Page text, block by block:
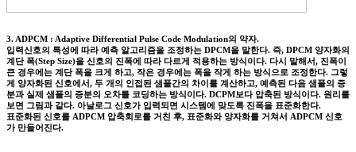
3. ADPCM : Adaptive Differential Pulse Code Modulation의 약자.
입력신호의 특성에 따라 예측 알고리즘을 조정하는 DPCM을 말한다. 즉, DPCM 양자화의
계단 폭(Step Size)을 신호의 진폭에 따라 다르게 적용하는 방식이다. 다시 말해서, 진폭이
큰 경우에는 계단 폭을 크게 하고, 작은 경우에는 폭을 작게 하는 방식으로 조정한다. 그렇
게 양자화된 신호에서, 두 개의 인접된 샘플간의 차이를 계산하고, 예측된 다음 샘플의 증
분과 실제 샘플의 증분의 오차를 코딩하는 방식이다. DCPM보다 압축된 방식이다. 원리를
보면 그림과 같다. 아날로그 신호가 입력되면 시스템에 맞도록 진폭을 표준화한다.
표준화된 신호를 ADPCM 압축회로를 거친 후, 표준화와 양자화를 거쳐서 ADPCM 신호
가 만들어진다.